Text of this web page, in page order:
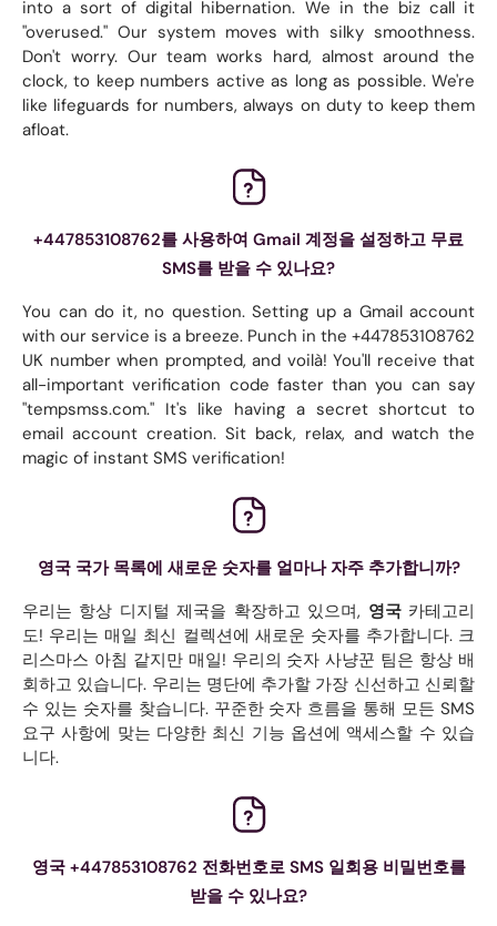
into a sort of digital hibernation. We in the biz call it
"overused." Our system moves with silky smoothness.
Don't worry. Our team works hard, almost around the
clock, to keep numbers active as long as possible. We're
like lifeguards for numbers, always on duty to keep them
afloat.
+447853108762를 사용하여 Gmail 계정을 설정하고 무료
SMS를 받을 수 있나요?
You can do it, no question. Setting up a Gmail account
with our service is a breeze. Punch in the +447853108762
UK number when prompted, and voilà! You'll receive that
all-important verification code faster than you can say
"tempsmss.com." It's like having a secret shortcut to
email account creation. Sit back, relax, and watch the
magic of instant SMS verification!
영국 국가 목록에 새로운 숫자를 얼마나 자주 추가합니까?
우리는 항상 디지털 제국을 확장하고 있으며, 영국카테고리
도! 우리는 매일 최신 컬렉션에 새로운 숫자를 추가합니다. 크
리스마스 아침 같지만 매일! 우리의 숫자 사냥꾼 팀은 항상 배
회하고 있습니다. 우리는 명단에 추가할 가장 신선하고 신뢰할
수 있는 숫자를 찾습니다. 꾸준한 숫자 흐름을 통해 모든 SMS
요구 사항에 맞는 다양한 최신 기능 옵션에 액세스할 수 있습
니다.
영국 +447853108762 전화번호로 SMS 일회용 비밀번호를
받을 수 있나요?